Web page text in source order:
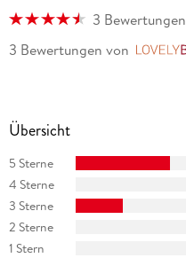
3 Bewertungen
3 Bewertungen von
Übersicht
5 Sterne
4 Sterne
3 Sterne
2 Sterne
1 Stern